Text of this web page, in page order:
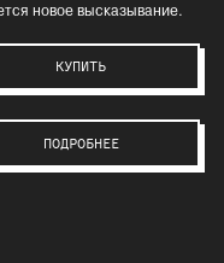
новое высказывание.
КУПИТЬ
ПОДРОБНЕЕ